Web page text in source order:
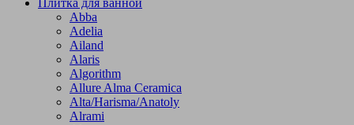
Abba
Adelia
Ailand
Alaris
Algorithm
Allure Alma Ceramica
Alta/Harisma/Anatoly
Alrami